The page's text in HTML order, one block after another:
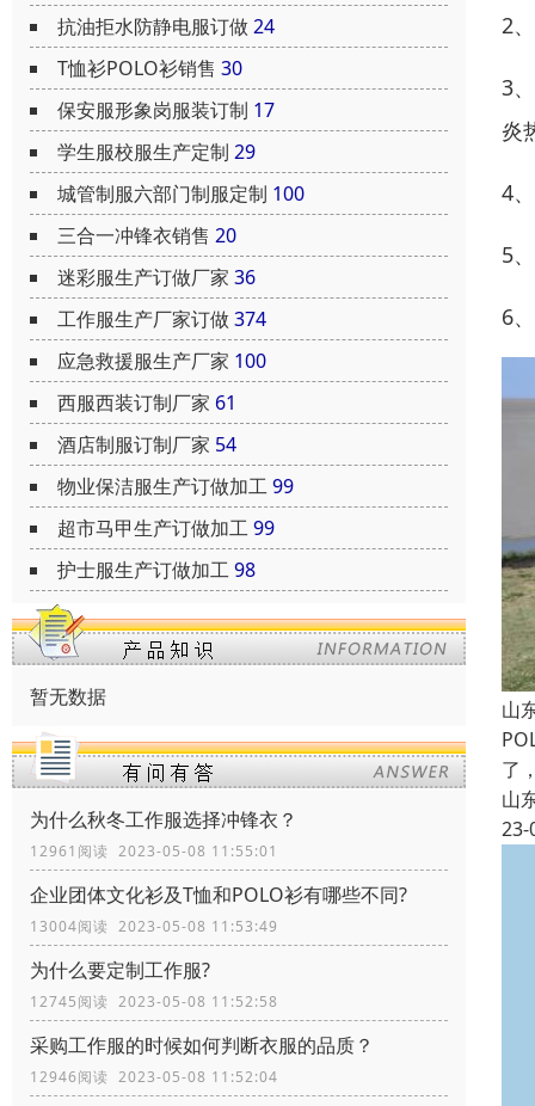
抗油拒水防静电服订做24
T恤衫POLO衫销售 30
保安服形象岗服装订制 17
学生服校服生产定制 29
城管制服六部门制服定制 100
三合一冲锋衣销售 20
迷彩服生产订做厂家 36
工作服生产厂家订做374
应急救援服生产厂家 100
西服西装订制厂家 61
酒店制服订制厂家 54
物业保洁服生产订做加工99
超市马甲生产订做加工99
护士服生产订做加工98
暂无数据
为什么秋冬工作服选择冲锋衣？
12961阅读 2023-05-08 11:55:01
企业团体文化衫及T恤和POLO衫有哪些不同?
13004阅读 2023-05-08 11:53:49
为什么要定制工作服?
12745阅读 2023-05-08 11:52:58
采购工作服的时候如何判断衣服的品质？
12946阅读 2023-05-08 11:52:04
2
3
炎
4
5
6
山
了
山
23-